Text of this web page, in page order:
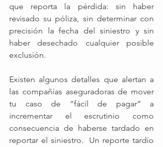
que reporta la pérdida: sin haber
revisado su póliza, sin determinar con
precisión la fecha del siniestro y sin
haber desechado cualquier posible
exclusión.
Existen algunos detalles que alertan a
las compañías aseguradoras de mover
tu caso de “fácil de pagar” a
incrementar el escrutinio como
consecuencia de haberse tardado en
reportar el siniestro.  Un reporte tardío